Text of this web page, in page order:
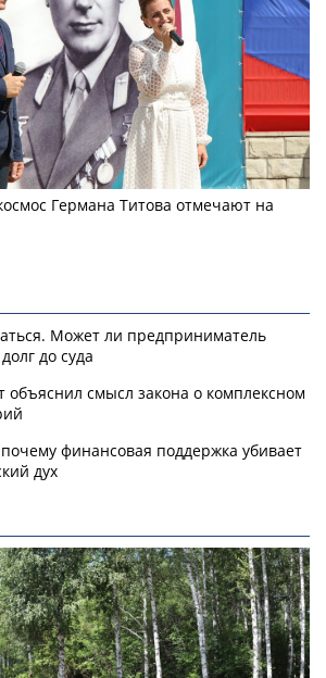
Германа Титова отмечают на
Может ли предприниматель
до суда
объяснил смысл закона о комплексном
финансовая поддержка убивает
дух